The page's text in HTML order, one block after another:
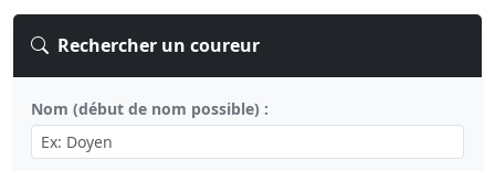
Rechercher un coureur
Nom (début de nom possible) :